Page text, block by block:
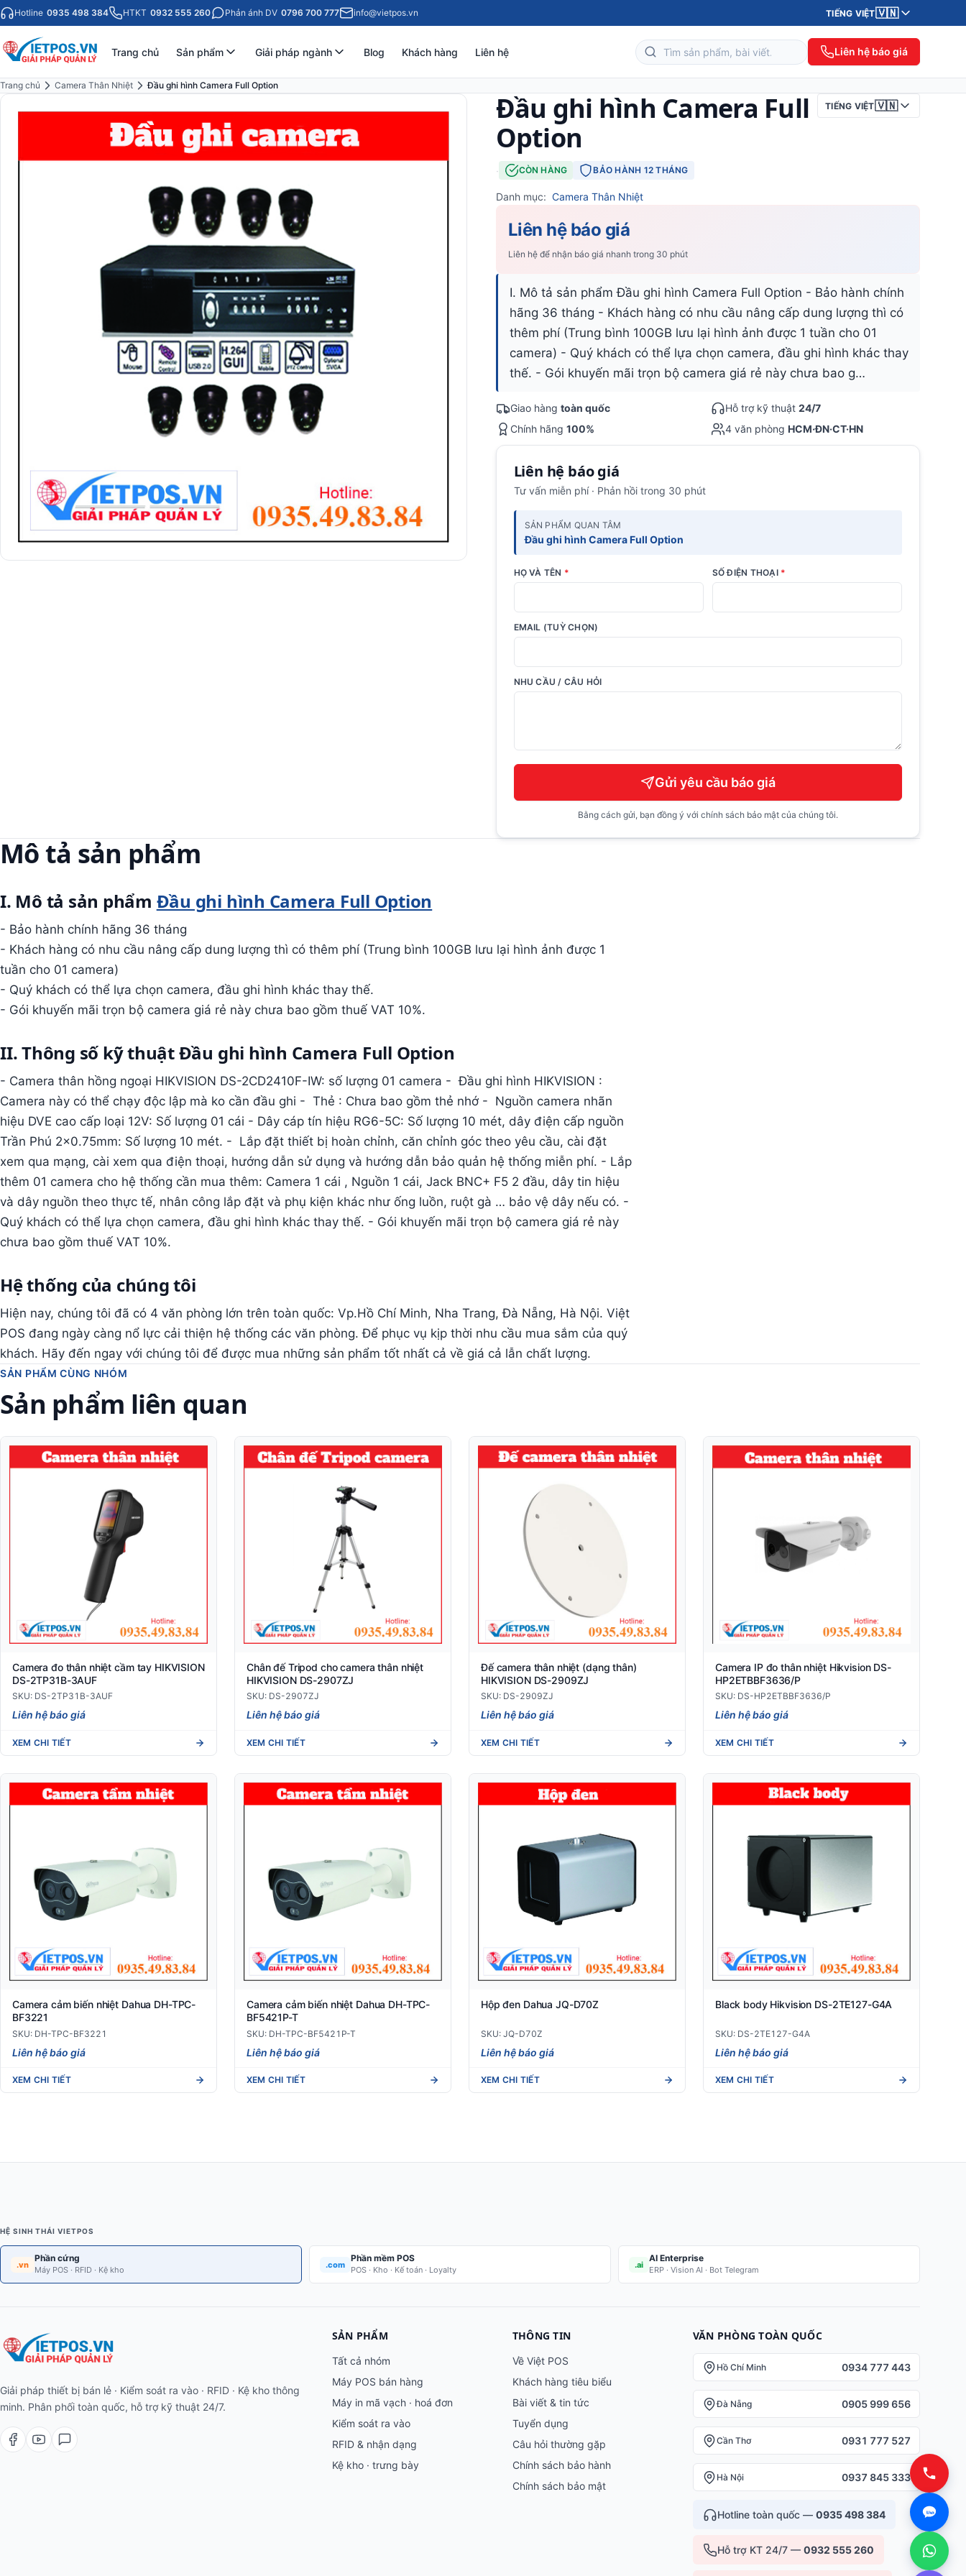
Hotline 0935 498 384 HTKT 0932 555 260 Phản ánh DV 0796 700 777 info@vietpos.vn TIẾNG VIỆT🇻🇳
Trang chủ Sản phẩm Giải pháp ngành Blog Khách hàng Liên hệ Liên hệ báo giá
Trang chủ Camera Thân Nhiệt
Đầu ghi hình Camera Full Option
TIẾNG VIỆT🇻🇳
Đầu ghi hình Camera Full
Option
· CÒN HÀNG BẢO HÀNH 12 THÁNG
Danh mục: Camera Thân Nhiệt
Liên hệ báo giá
Liên hệ để nhận báo giá nhanh trong 30 phút
I. Mô tả sản phẩm Đầu ghi hình Camera Full Option - Bảo hành chính
hãng 36 tháng - Khách hàng có nhu cầu nâng cấp dung lượng thì có
thêm phí (Trung bình 100GB lưu lại hình ảnh được 1 tuần cho 01
camera) - Quý khách có thể lựa chọn camera, đầu ghi hình khác thay
thế. - Gói khuyến mãi trọn bộ camera giá rẻ này chưa bao g…
Giao hàng toàn quốc Hỗ trợ kỹ thuật 24/7
Chính hãng 100% 4 văn phòng HCM·ĐN·CT·HN
Liên hệ báo giá
Tư vấn miễn phí · Phản hồi trong 30 phút
SẢN PHẨM QUAN TÂM
Đầu ghi hình Camera Full Option
HỌ VÀ TÊN * SỐ ĐIỆN THOẠI *
EMAIL (TUỲ CHỌN)
NHU CẦU / CÂU HỎI
Gửi yêu cầu báo giá
Bằng cách gửi, bạn đồng ý với chính sách bảo mật của chúng tôi.
Mô tả sản phẩm
I. Mô tả sản phẩm Đầu ghi hình Camera Full Option
- Bảo hành chính hãng 36 tháng
- Khách hàng có nhu cầu nâng cấp dung lượng thì có thêm phí (Trung bình 100GB lưu lại hình ảnh được 1
tuần cho 01 camera)
- Quý khách có thể lựa chọn camera, đầu ghi hình khác thay thế.
- Gói khuyến mãi trọn bộ camera giá rẻ này chưa bao gồm thuế VAT 10%.
II. Thông số kỹ thuật Đầu ghi hình Camera Full Option
- Camera thân hồng ngoại HIKVISION DS-2CD2410F-IW: số lượng 01 camera - Đầu ghi hình HIKVISION :
Camera này có thể chạy độc lập mà ko cần đầu ghi - Thẻ : Chưa bao gồm thẻ nhớ - Nguồn camera nhãn
hiệu DVE cao cấp loại 12V: Số lượng 01 cái - Dây cáp tín hiệu RG6-5C: Số lượng 10 mét, dây điện cấp nguồn
Trần Phú 2×0.75mm: Số lượng 10 mét. - Lắp đặt thiết bị hoàn chỉnh, căn chỉnh góc theo yêu cầu, cài đặt
xem qua mạng, cài xem qua điện thoại, hướng dẫn sử dụng và hướng dẫn bảo quản hệ thống miễn phí. - Lắp
thêm 01 camera cho hệ thống cần mua thêm: Camera 1 cái , Nguồn 1 cái, Jack BNC+ F5 2 đầu, dây tin hiệu
và dây nguồn theo thực tế, nhân công lắp đặt và phụ kiện khác như ống luồn, ruột gà … bảo vệ dây nếu có. -
Quý khách có thể lựa chọn camera, đầu ghi hình khác thay thế. - Gói khuyến mãi trọn bộ camera giá rẻ này
chưa bao gồm thuế VAT 10%.
Hệ thống của chúng tôi
Hiện nay, chúng tôi đã có 4 văn phòng lớn trên toàn quốc: Vp.Hồ Chí Minh, Nha Trang, Đà Nẵng, Hà Nội. Việt
POS đang ngày càng nổ lực cải thiện hệ thống các văn phòng. Để phục vụ kịp thời nhu cầu mua sắm của quý
khách. Hãy đến ngay với chúng tôi để được mua những sản phẩm tốt nhất cả về giá cả lẫn chất lượng.
SẢN PHẨM CÙNG NHÓM
Sản phẩm liên quan
Camera đo thân nhiệt cầm tay HIKVISION
DS-2TP31B-3AUF
SKU: DS-2TP31B-3AUF
Liên hệ báo giá
XEM CHI TIẾT
Chân đế Tripod cho camera thân nhiệt
HIKVISION DS-2907ZJ
SKU: DS-2907ZJ
Liên hệ báo giá
XEM CHI TIẾT
Đế camera thân nhiệt (dạng thân)
HIKVISION DS-2909ZJ
SKU: DS-2909ZJ
Liên hệ báo giá
XEM CHI TIẾT
Camera IP đo thân nhiệt Hikvision DS-
HP2ETBBF3636/P
SKU: DS-HP2ETBBF3636/P
Liên hệ báo giá
XEM CHI TIẾT
Camera cảm biến nhiệt Dahua DH-TPC-
BF3221
SKU: DH-TPC-BF3221
Liên hệ báo giá
XEM CHI TIẾT
Camera cảm biến nhiệt Dahua DH-TPC-
BF5421P-T
SKU: DH-TPC-BF5421P-T
Liên hệ báo giá
XEM CHI TIẾT
Hộp đen Dahua JQ-D70Z
SKU: JQ-D70Z
Liên hệ báo giá
XEM CHI TIẾT
Black body Hikvision DS-2TE127-G4A
SKU: DS-2TE127-G4A
Liên hệ báo giá
XEM CHI TIẾT
HỆ SINH THÁI VIETPOS
.vn
Phần cứng
Máy POS · RFID · Kệ kho
.com
Phần mềm POS
POS · Kho · Kế toán · Loyalty
.ai
AI Enterprise
ERP · Vision AI · Bot Telegram
Giải pháp thiết bị bán lẻ · Kiểm soát ra vào · RFID · Kệ kho thông
minh. Phân phối toàn quốc, hỗ trợ kỹ thuật 24/7.
SẢN PHẨM
Tất cả nhóm
Máy POS bán hàng
Máy in mã vạch · hoá đơn
Kiểm soát ra vào
RFID & nhận dạng
Kệ kho · trưng bày
THÔNG TIN
Về Việt POS
Khách hàng tiêu biểu
Bài viết & tin tức
Tuyển dụng
Câu hỏi thường gặp
Chính sách bảo hành
Chính sách bảo mật
VĂN PHÒNG TOÀN QUỐC
Hồ Chí Minh 0934 777 443
Đà Nẵng 0905 999 656
Cần Thơ 0931 777 527
Hà Nội 0937 845 333
Hotline toàn quốc — 0935 498 384
Hỗ trợ KT 24/7 — 0932 555 260